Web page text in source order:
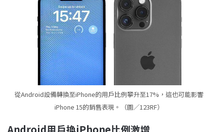
從Android設備轉換至iPhone的用戶比例攀升至17%，這也可能影響
iPhone 15的銷售表現。（圖／123RF）